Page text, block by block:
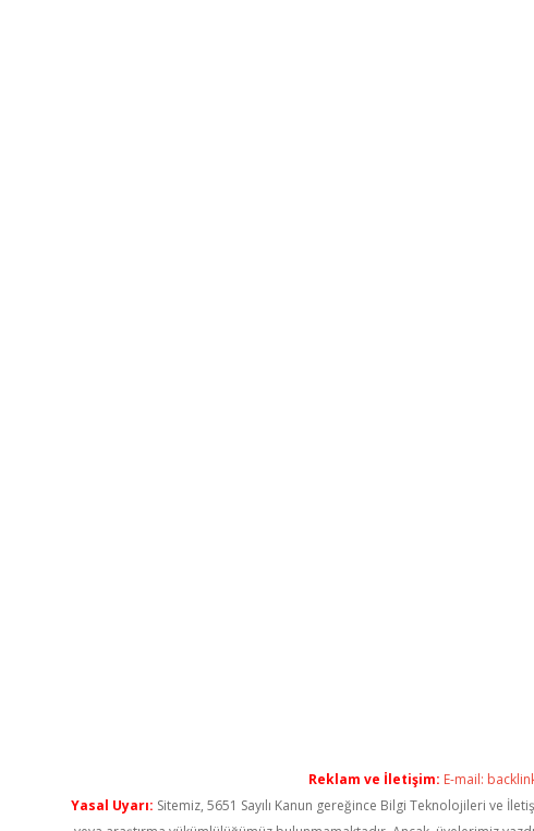
Reklam ve İletişim: E-mail:
Yasal Uyarı: Sitemiz, 5651 Sayılı Kanun gereğince Bilgi Teknolojileri ve